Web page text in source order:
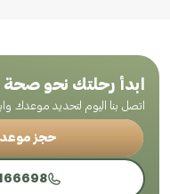
ابدأ رحلتك نحو
اتصل بنا اليوم لتحديد موعدك
حجز موعد